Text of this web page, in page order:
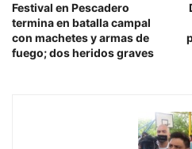
Festival en Pescadero
termina en batalla campal
con machetes y armas de
fuego; dos heridos graves